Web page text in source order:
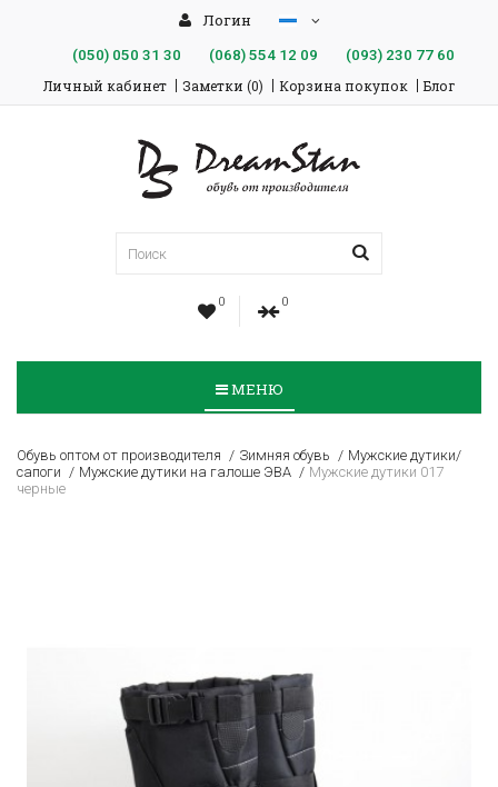
Логин
(050)050 31 30 (068)554 12 09 (093)230 77 60
Личный кабинет Заметки (0) Корзина покупок Блог
0 0
МЕНЮ
Обувь оптом от производителя Зимняя обувь
Мужские дутики/
сапоги
Мужские дутики на галоше ЭВА
Мужские дутики 017
черные